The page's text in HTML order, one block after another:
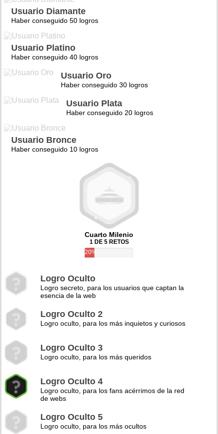
Usuario Diamante
Haber conseguido 50 logros
Usuario Platino
Haber conseguido 40 logros
Usuario Oro
Haber conseguido 30 logros
Usuario Plata
Haber conseguido 20 logros
Usuario Bronce
Haber conseguido 10 logros
Cuarto Milenio
1 DE 5 RETOS
20%
Logro Oculto
Logro secreto, para los usuarios que captan la
esencia de la web
Logro Oculto 2
Logro oculto, para los más inquietos y curiosos
Logro Oculto 3
Logro oculto, para los más queridos
Logro Oculto 4
Logro oculto, para los fans acérrimos de la red
de webs
Logro Oculto 5
Logro oculto, para los más ocultos